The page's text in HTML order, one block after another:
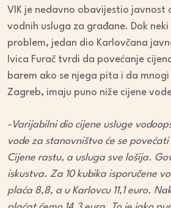
VIK je nedavno obavijestio javnost
vodnih usluga za građane. Dok
problem, jedan dio Karlovčana
Ivica Furač tvrdi da povećanje
barem ako se njega pita i da
Zagreb, imaju puno niže cijene
-Varijabilni dio cijene usluge
vode za stanovništvo će se
Cijene rastu, a usluga sve lošija.
iskustva. Za 10 kubika isporučene
plaća 8,8, a u Karlovcu 11,1 euro.